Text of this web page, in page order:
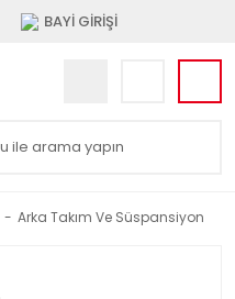
BAYİ GİRİŞİ
Arka Takım Ve Süspansiyon